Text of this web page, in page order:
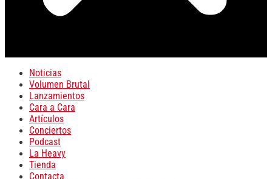
Noticias
Volumen Brutal
Lanzamientos
Cara a Cara
Artículos
Conciertos
Podcast
La Heavy
Tienda
Contacta